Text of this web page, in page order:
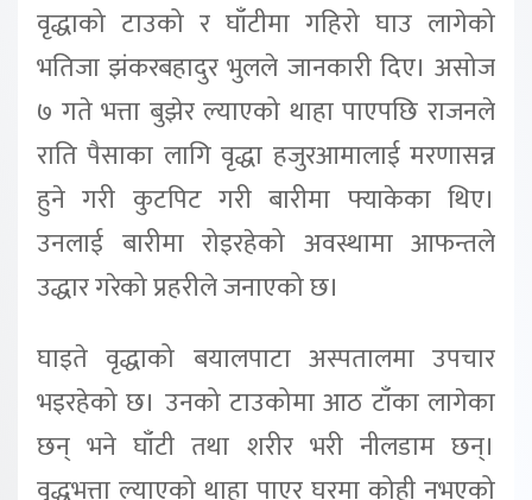
वृद्धाको टाउको र घाँटीमा गहिरो घाउ लागेको
भतिजा झंकरबहादुर भुलले जानकारी दिए। असोज
७ गते भत्ता बुझेर ल्याएको थाहा पाएपछि राजनले
राति पैसाका लागि वृद्धा हजुरआमालाई मरणासन्न
हुने गरी कुटपिट गरी बारीमा फ्याकेका थिए।
उनलाई बारीमा रोइरहेको अवस्थामा आफन्तले
उद्धार गरेको प्रहरीले जनाएको छ।
घाइते वृद्धाको बयालपाटा अस्पतालमा उपचार
भइरहेको छ। उनको टाउकोमा आठ टाँका लागेका
छन् भने घाँटी तथा शरीर भरी नीलडाम छन्।
वृद्धभत्ता ल्याएको थाहा पाएर घरमा कोही नभएको